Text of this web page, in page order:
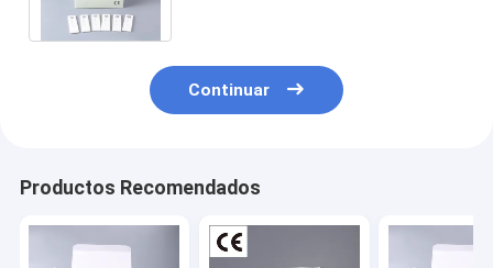
Continuar
Productos Recomendados